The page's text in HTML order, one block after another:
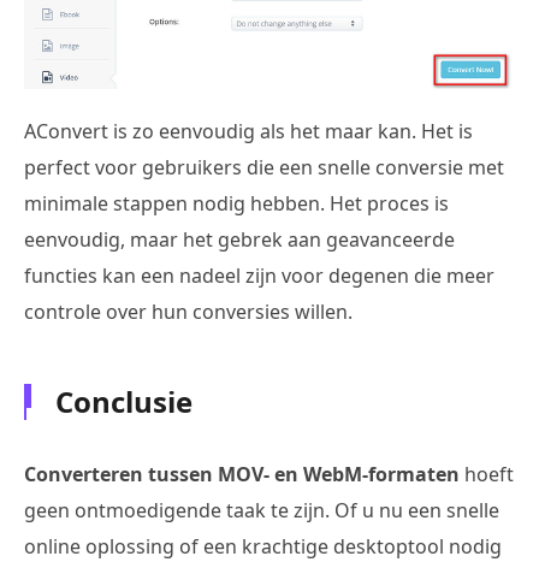
AConvert is zo eenvoudig als het maar kan. Het is
perfect voor gebruikers die een snelle conversie met
minimale stappen nodig hebben. Het proces is
eenvoudig, maar het gebrek aan geavanceerde
functies kan een nadeel zijn voor degenen die meer
controle over hun conversies willen.
Conclusie
Converteren tussen MOV- en WebM-formaten hoeft
geen ontmoedigende taak te zijn. Of u nu een snelle
online oplossing of een krachtige desktoptool nodig